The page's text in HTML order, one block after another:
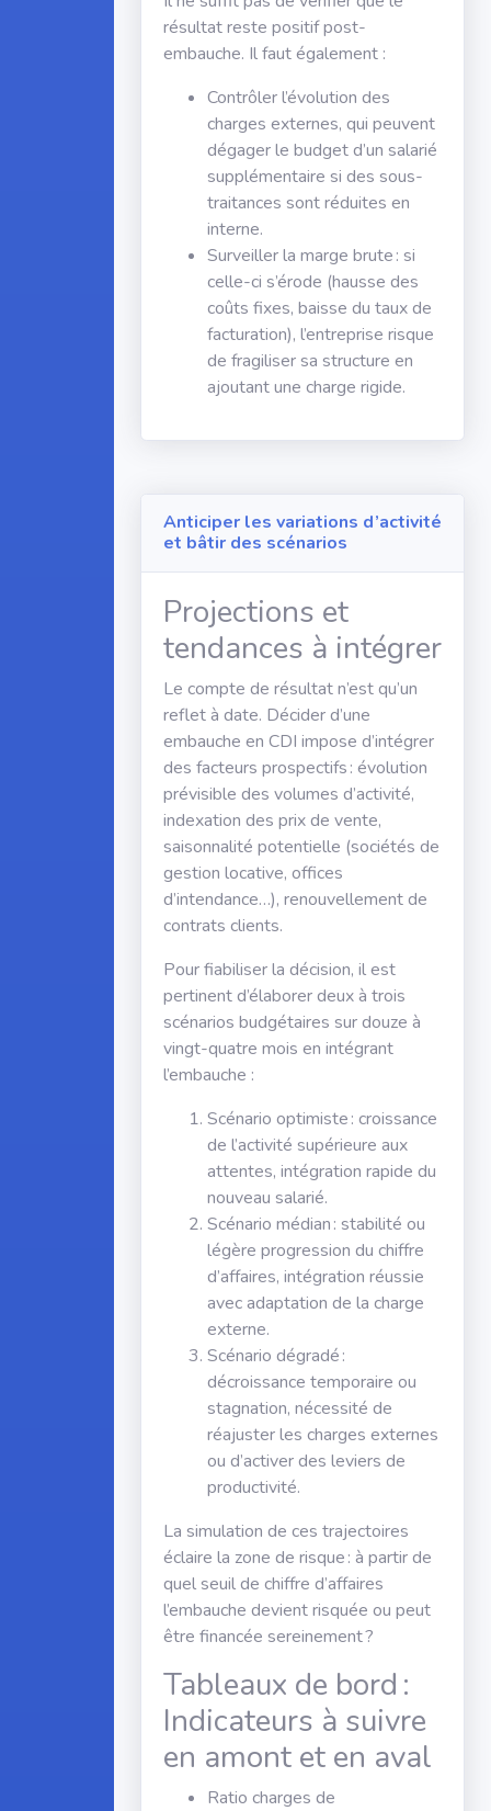
résultat reste positif post-
embauche. Il faut également :
Contrôler l’évolution des
charges externes, qui peuvent
dégager le budget d’un salarié
supplémentaire si des sous-
traitances sont réduites en
interne.
Surveiller la marge brute : si
celle-ci s’érode (hausse des
coûts fixes, baisse du taux de
facturation), l’entreprise risque
de fragiliser sa structure en
ajoutant une charge rigide.
Anticiper les variations d’activité
et bâtir des scénarios
Projections et
tendances à intégrer
Le compte de résultat n’est qu’un
reflet à date. Décider d’une
embauche en CDI impose d’intégrer
des facteurs prospectifs : évolution
prévisible des volumes d’activité,
indexation des prix de vente,
saisonnalité potentielle (sociétés de
gestion locative, offices
d’intendance…), renouvellement de
contrats clients.
Pour fiabiliser la décision, il est
pertinent d’élaborer deux à trois
scénarios budgétaires sur douze à
vingt-quatre mois en intégrant
l’embauche :
Scénario optimiste : croissance
de l’activité supérieure aux
attentes, intégration rapide du
nouveau salarié.
Scénario médian : stabilité ou
légère progression du chiffre
d’affaires, intégration réussie
avec adaptation de la charge
externe.
Scénario dégradé :
décroissance temporaire ou
stagnation, nécessité de
réajuster les charges externes
ou d’activer des leviers de
productivité.
La simulation de ces trajectoires
éclaire la zone de risque : à partir de
quel seuil de chiffre d’affaires
l’embauche devient risquée ou peut
être financée sereinement ?
Tableaux de bord :
Indicateurs à suivre
en amont et en aval
Ratio charges de